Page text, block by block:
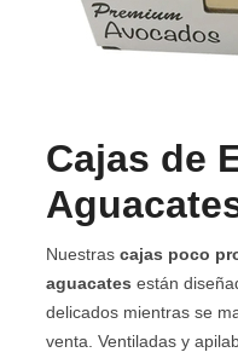
Cajas de
Nuestras cajas poco
aguacates están
delicados mientras se
venta. Ventiladas y